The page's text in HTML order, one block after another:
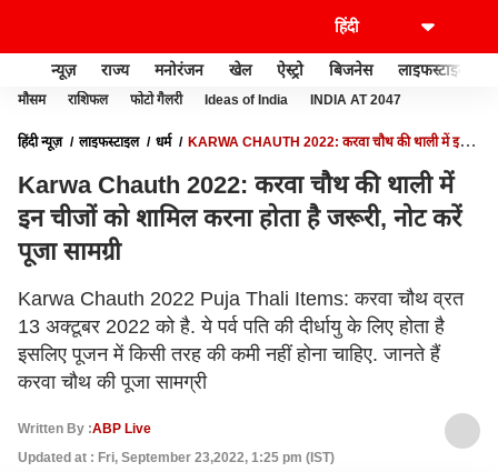
न्यूज़ राज्य मनोरंजन खेल ऐस्ट्रो बिजनेस लाइफस्टाइल
मौसम राशिफल फोटो गैलरी Ideas of India INDIA AT 2047
हिंदी न्यूज़ लाइफस्टाइल धर्म
KARWA CHAUTH 2022: करवा चौथ की थाली में इन
Karwa Chauth 2022: करवा चौथ की थाली में
इन चीजों को शामिल करना होता है जरूरी, नोट करें
पूजा सामग्री
Karwa Chauth 2022 Puja Thali Items: करवा चौथ व्रत
13 अक्टूबर 2022 को है. ये पर्व पति की दीर्धायु के लिए होता है
इसलिए पूजन में किसी तरह की कमी नहीं होना चाहिए. जानते हैं
करवा चौथ की पूजा सामग्री
Written By :ABP Live
Updated at : Fri, September 23,2022, 1:25 pm (IST)